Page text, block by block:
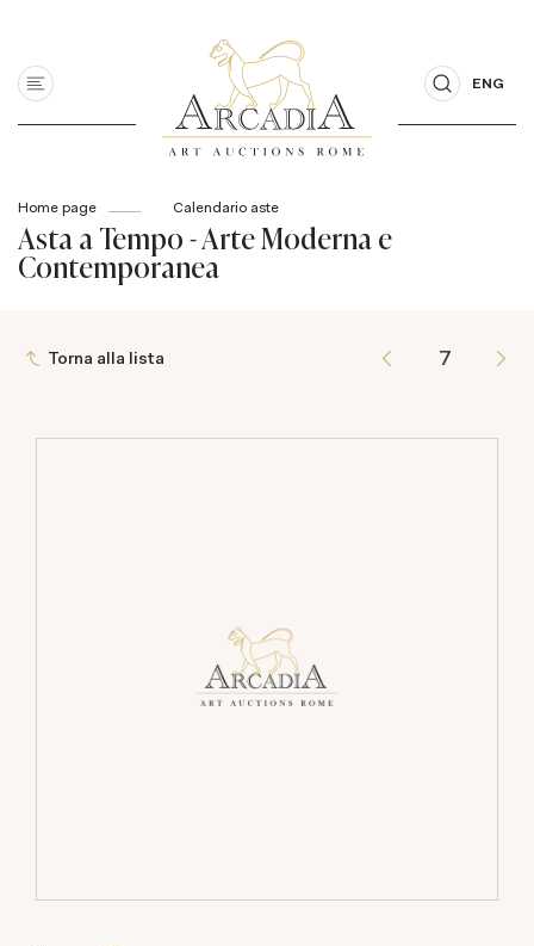
ENG
Home page Calendario aste
Asta a Tempo - Arte Moderna e
Contemporanea
Torna alla lista